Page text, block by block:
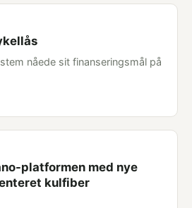
nåede sit finanseringsmål på
platformen med nye
kulfiber